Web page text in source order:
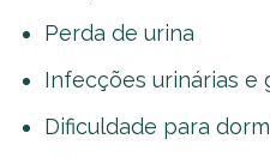
Perda de urina
Infecções urinárias e
Dificuldade para